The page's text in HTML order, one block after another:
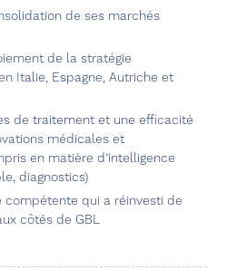
de ses marchés
de la stratégie
Italie, Espagne, Autriche et
de traitement et une efficacité
médicales et
en matière d’intelligence
diagnostics)
compétente qui a réinvesti de
côtés de GBL